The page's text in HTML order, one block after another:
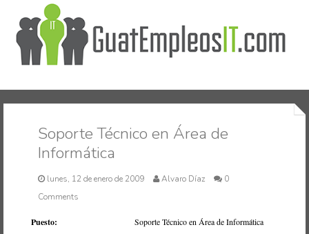
Inicio
Soporte Técnico en Área de
Informática
lunes, 12 de enero de 2009 Alvaro Díaz
0
Comments
Puesto: Soporte Técnico en Área de Informática